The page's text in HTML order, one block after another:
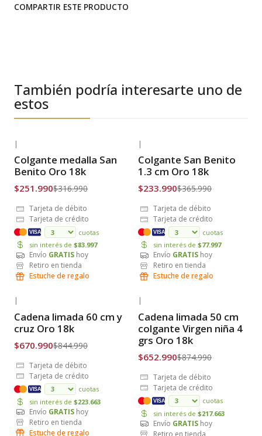
COMPARTIR ESTE PRODUCTO
También podría interesarte uno de
estos
Envío Gratis
|
Colgante medalla San
Benito Oro 18k
$251.990$316.990
Tarjeta de débito
Tarjeta de crédito
VISA
cuotas
sin interés de $83.997
Envío GRATIS hoy
Retiro en tienda
Estuche de regalo
Envío Gratis
|
Colgante San Benito
1.3 cm Oro 18k
$233.990$365.990
Tarjeta de débito
Tarjeta de crédito
VISA
cuotas
sin interés de $77.997
Envío GRATIS hoy
Retiro en tienda
Estuche de regalo
Envío Gratis
|
Cadena limada 60 cm y
cruz Oro 18k
$670.990$844.990
Tarjeta de débito
Tarjeta de crédito
VISA
cuotas
sin interés de $223.663
Envío GRATIS hoy
Retiro en tienda
Estuche de regalo
Envío Gratis
|
Cadena limada 50 cm
colgante Virgen niña 4
grs Oro 18k
$652.990$874.990
Tarjeta de débito
Tarjeta de crédito
VISA
cuotas
sin interés de $217.663
Envío GRATIS hoy
Retiro en tienda